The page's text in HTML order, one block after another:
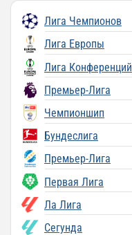
Лига Чемпионов
Лига Европы
Лига Конференций
Премьер-Лига
Чемпионшип
Бундеслига
Премьер-Лига
Первая Лига
Ла Лига
Сегунда